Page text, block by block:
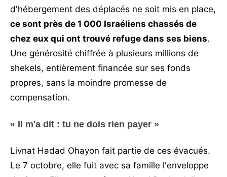
d'hébergement des déplacés ne soit mis en place,
ce sont près de 1 000 Israéliens chassés de
chez eux qui ont trouvé refuge dans ses biens.
Une générosité chiffrée à plusieurs millions de
shekels, entièrement financée sur ses fonds
propres, sans la moindre promesse de
compensation.
« Il m'a dit : tu ne dois rien payer »
Livnat Hadad Ohayon fait partie de ces évacués.
Le 7 octobre, elle fuit avec sa famille l'enveloppe